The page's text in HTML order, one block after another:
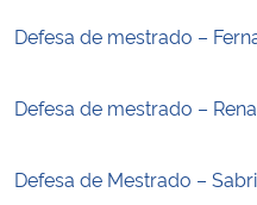
Defesa de mestrado –
Defesa de mestrado –
Defesa de Mestrado –